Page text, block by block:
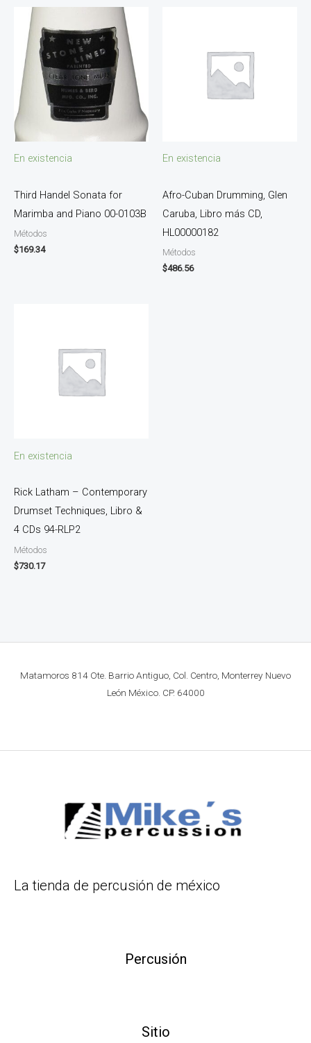
En existencia
Third Handel Sonata for
Marimba and Piano 00-0103B
Métodos
$169.34
En existencia
Afro-Cuban Drumming, Glen
Caruba, Libro más CD,
HL00000182
Métodos
$486.56
En existencia
Rick Latham – Contemporary
Drumset Techniques, Libro &
4 CDs 94-RLP2
Métodos
$730.17
Matamoros 814 Ote. Barrio Antiguo, Col. Centro, Monterrey Nuevo
León México. CP. 64000
La tienda de percusión de méxico
Percusión
Sitio